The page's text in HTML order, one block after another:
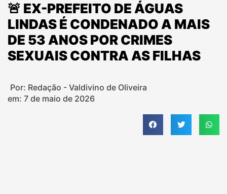
🚨 EX-PREFEITO DE ÁGUAS
LINDAS É CONDENADO A MAIS
DE 53 ANOS POR CRIMES
SEXUAIS CONTRA AS FILHAS
Por: Redação - Valdivino de Oliveira
em: 7 de maio de 2026